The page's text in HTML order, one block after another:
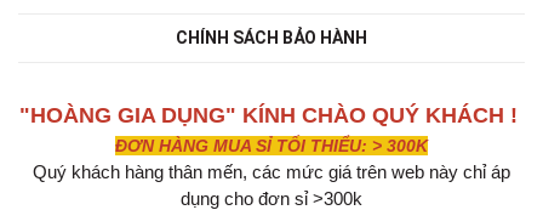
CHÍNH SÁCH BẢO HÀNH
"HOÀNG GIA DỤNG" KÍNH CHÀO QUÝ KHÁCH !
ĐƠN HÀNG MUA SỈ TỐI THIỂU: > 300K
Quý khách hàng thân mến, các mức giá trên web này chỉ áp
dụng cho đơn sỉ >300k